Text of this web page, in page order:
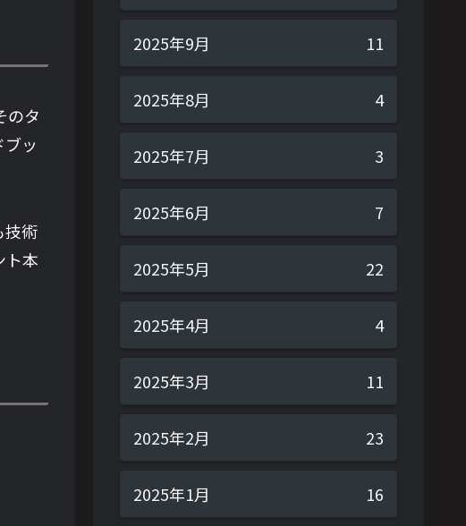
のタ
ッ
技術
ト本
2025年9月 11
2025年8月 4
2025年7月 3
2025年6月 7
2025年5月 22
2025年4月 4
2025年3月 11
2025年2月 23
2025年1月 16